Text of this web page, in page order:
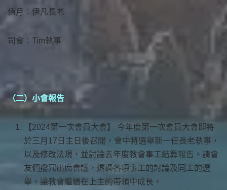
值月：伊凡長老
司會：Tim執事
（二）小會報告
【2024第一次會員大會】 今年度第一次會員大會即將
於三月17日主日後召開，會中將選舉新一任長老執事，
以及修改法規，並討論去年度教會事工結算報告。請會
友們撥冗出席會議，透過各項事工的討論及同工的選
舉，讓教會繼續在上主的帶領中成長。